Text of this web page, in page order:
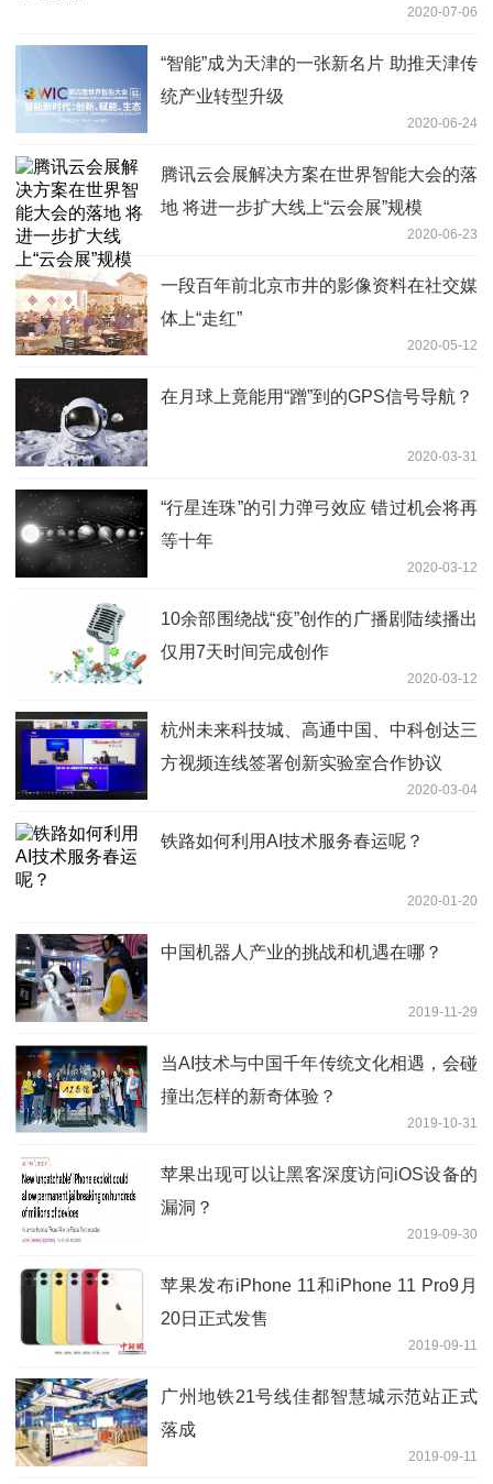
2020-07-06
“智能”成为天津的一张新名片 助推天津传
统产业转型升级
2020-06-24
腾讯云会展解决方案在世界智能大会的落
地 将进一步扩大线上“云会展”规模
2020-06-23
一段百年前北京市井的影像资料在社交媒
体上“走红”
2020-05-12
在月球上竟能用“蹭”到的GPS信号导航？
2020-03-31
“行星连珠”的引力弹弓效应 错过机会将再
等十年
2020-03-12
10余部围绕战“疫”创作的广播剧陆续播出
仅用7天时间完成创作
2020-03-12
杭州未来科技城、高通中国、中科创达三
方视频连线签署创新实验室合作协议
2020-03-04
铁路如何利用AI技术服务春运呢？
2020-01-20
中国机器人产业的挑战和机遇在哪？
2019-11-29
当AI技术与中国千年传统文化相遇，会碰
撞出怎样的新奇体验？
2019-10-31
苹果出现可以让黑客深度访问iOS设备的
漏洞？
2019-09-30
苹果发布iPhone 11和iPhone 11 Pro9月
20日正式发售
2019-09-11
广州地铁21号线佳都智慧城示范站正式
落成
2019-09-11